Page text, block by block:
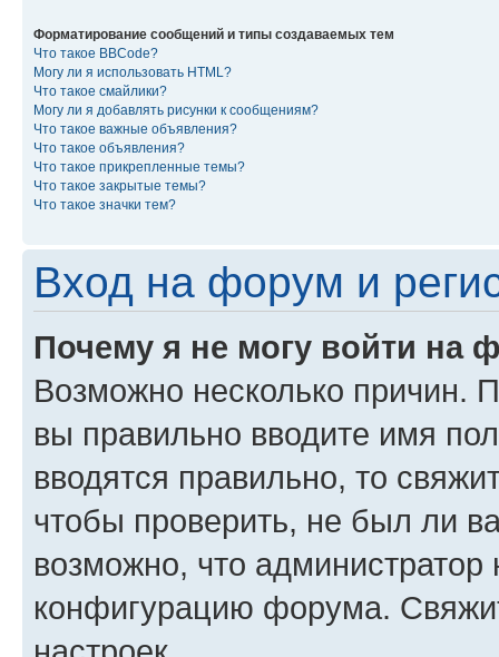
Форматирование сообщений и типы создаваемых тем
Что такое BBCode?
Могу ли я использовать HTML?
Что такое смайлики?
Могу ли я добавлять рисунки к сообщениям?
Что такое важные объявления?
Что такое объявления?
Что такое прикрепленные темы?
Что такое закрытые темы?
Что такое значки тем?
Вход на форум и
Почему я не могу войти на
Возможно несколько причин.
вы правильно вводите имя
вводятся правильно, то
чтобы проверить, не был ли
возможно, что администратор
конфигурацию форума.